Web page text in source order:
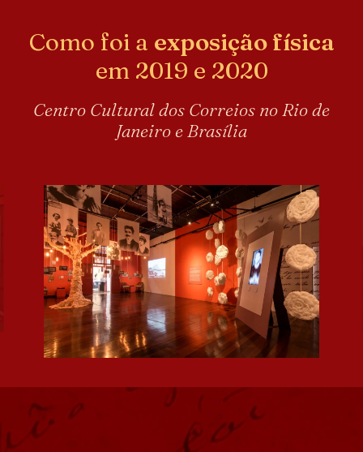
Como foi a exposição física
em 2019 e 2020
Centro Cultural dos Correios no Rio de
Janeiro e Brasília